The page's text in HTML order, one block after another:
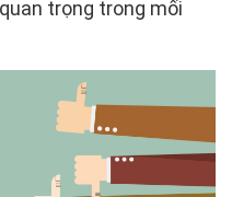
trọng trong mối